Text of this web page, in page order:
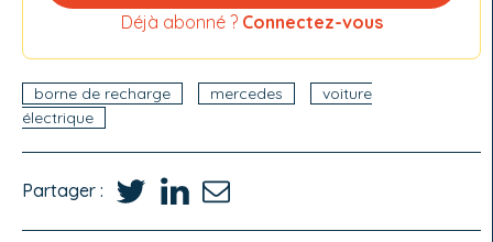
Déjà abonné ? Connectez-vous
borne de recharge mercedes
voiture
électrique
Partager :